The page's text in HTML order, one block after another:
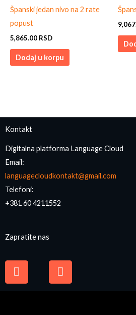
Španski jedan nivo na 2 rate
popust
5,865.00 RSD
Dodaj u korpu
Kontakt
Digitalna platforma Language Cloud
Email:
languagecloudkontakt@gmail.com
Telefoni:
+381 60 4211552
Zapratite nas
a
c
n
s